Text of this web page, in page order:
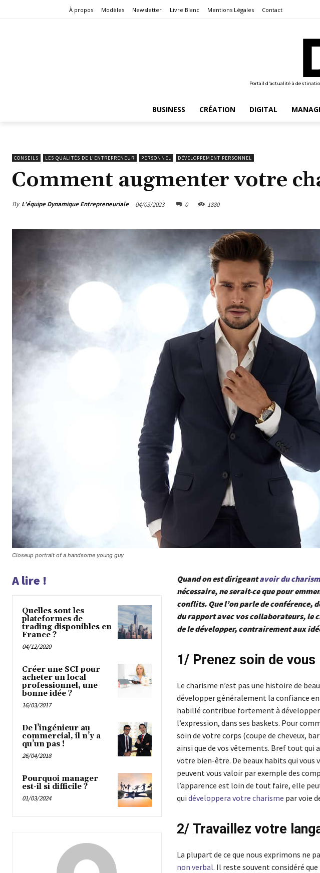
À propos Modèles Newsletter Livre Blanc Mentions Légales Contact
Portail d'actualité à
BUSINESS CRÉATION DIGITAL
CONSEILS LES QUALITÉS DE L'ENTREPRENEUR PERSONNEL DÉVELOPPEMENT PERSONNEL
Comment augmenter votre
By L'équipe Dynamique Entrepreneuriale 04/03/2023 0 1880
Closeup portrait of a handsome young guy
A lire !
Quelles sont les
plateformes de
trading disponibles en
France ?
04/12/2020
Créer une SCI pour
acheter un local
professionnel, une
bonne idée ?
16/03/2017
De l’ingénieur au
commercial, il n’y a
qu’un pas !
26/04/2018
Pourquoi manager
est-il si difficile ?
01/03/2024
Quand on est dirigeantavoir du
nécessaire, ne serait-ce que pour
conflits. Que l’on parle de conférence,
du rapport avec vos collaborateurs, le
de le développer, contrairement aux
1/ Prenez soin de vous
Le charisme n’est pas une histoire de
développer généralement la confiance
habillé contribue fortement à
l’expression, dans ses baskets. Pour
soin de votre corps (coupe de cheveux,
ainsi que de vos vêtements. Bref tout
votre bien-être. De beaux habits qui
peuvent vous valoir par exemple des
l’apparence est loin de tout faire, elle
qui développera votre charisme par voie
2/ Travaillez votre
La plupart de ce que nous exprimons ne
non verbal. Il reste souvent considéré